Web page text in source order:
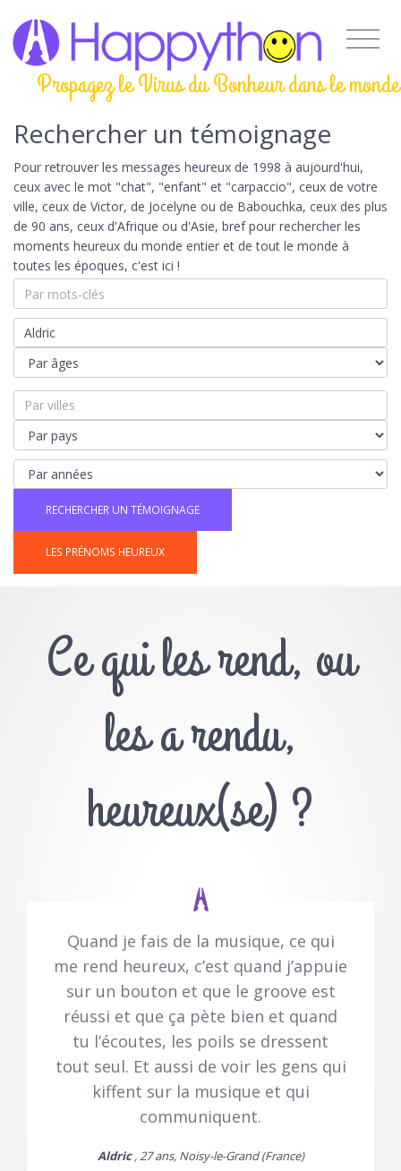
Propagez le Virus du Bonheur dans le monde
Rechercher un témoignage
Pour retrouver les messages heureux de 1998 à aujourd'hui,
ceux avec le mot "chat", "enfant" et "carpaccio", ceux de votre
ville, ceux de Victor, de Jocelyne ou de Babouchka, ceux des plus
de 90 ans, ceux d'Afrique ou d'Asie, bref pour rechercher les
moments heureux du monde entier et de tout le monde à
toutes les époques, c'est ici !
LES PRÉNOMS HEUREUX
Ce qui les rend, ou
les a rendu,
heureux(se) ?
Quand je fais de la musique, ce qui
me rend heureux, c’est quand j’appuie
sur un bouton et que le groove est
réussi et que ça pète bien et quand
tu l’écoutes, les poils se dressent
tout seul. Et aussi de voir les gens qui
kiffent sur la musique et qui
communiquent.
Aldric, 27 ans, Noisy-le-Grand (France)